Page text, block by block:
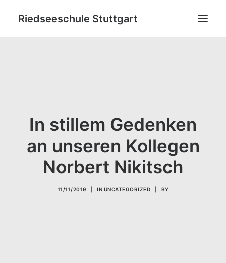
Riedseeschule Stuttgart
Netzwerk
Ideenpool
In stillem Gedenken
an unseren Kollegen
Norbert Nikitsch
11/11/2019 IN UNCATEGORIZED BY